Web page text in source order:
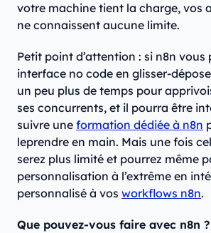
votre machine tient la charge, vos
ne connaissent aucune limite.
Petit point d’attention : si n8n vous
interface no code en glisser-
un peu plus de temps pour
ses concurrents, et il pourra être
suivre une formation dédiée à n8n
leprendre en main. Mais une fois
serez plus limité et pourrez même
personnalisation à l’extrême en
personnalisé à vos workflows n8n.
Que pouvez-vous faire avec n8n ?